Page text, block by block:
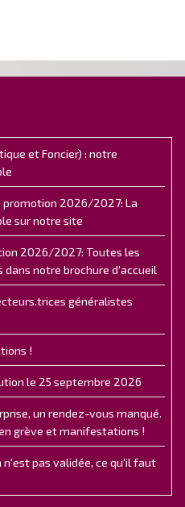
et Foncier) : notre
promotion 2026/2027: La
sur notre site
2026/2027: Toutes les
notre brochure d'accueil
généralistes
!
le 25 septembre 2026
un rendez-vous manqué.
grève et manifestations !
pas validée, ce qu'il faut